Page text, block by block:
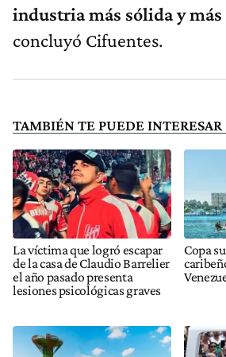
industria más sólida y
concluyó Cifuentes.
TAMBIÉN TE PUEDE INTERESAR
La víctima que logró escapar
de la casa de Claudio Barrelier
el año pasado presenta
lesiones psicológicas graves
Copa